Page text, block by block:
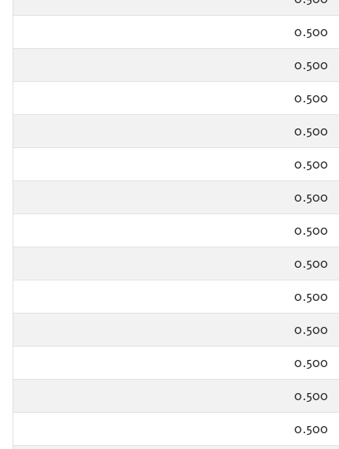
0.500
0.500
0.500
0.500
0.500
0.500
0.500
0.500
0.500
0.500
0.500
0.500
0.500